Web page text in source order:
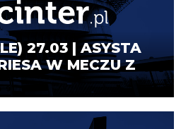
27.03 | ASYSTA
W MECZU Z